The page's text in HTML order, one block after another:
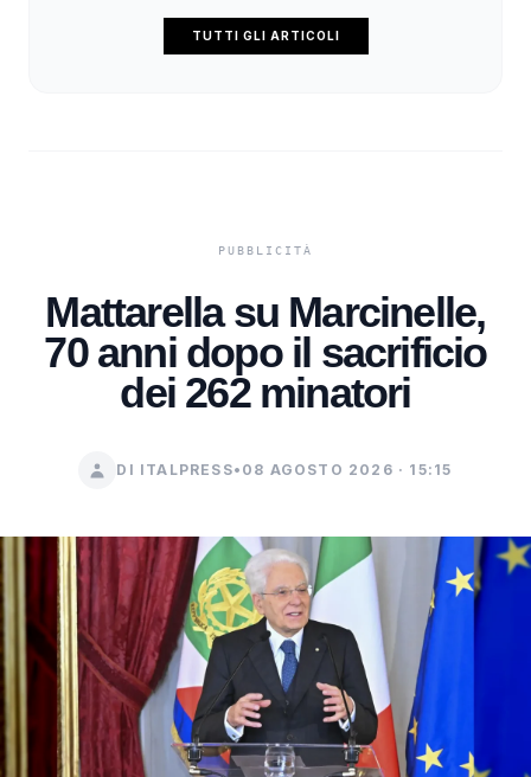
TUTTI GLI ARTICOLI
Mattarella su Marcinelle,
70 anni dopo il sacrificio
dei 262 minatori
DI ITALPRESS• 08 AGOSTO 2026 · 15:15